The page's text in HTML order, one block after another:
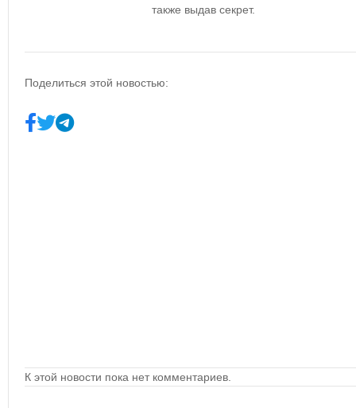
также выдав секрет.
Поделиться этой новостью:
К этой новости пока нет комментариев.